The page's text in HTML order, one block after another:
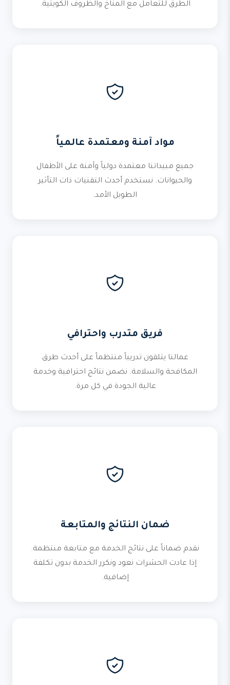
الطرق للتعامل مع المناخ والظروف الكويتية.
مواد آمنة ومعتمدة عالمياً
جميع مبيداتنا معتمدة دولياً وآمنة على الأطفال
والحيوانات. نستخدم أحدث التقنيات ذات التأثير
الطويل الأمد.
فريق متدرب واحترافي
عمالنا يتلقون تدريباً منتظماً على أحدث طرق
المكافحة والسلامة. نضمن نتائج احترافية وخدمة
عالية الجودة في كل مرة.
ضمان النتائج والمتابعة
نقدم ضماناً على نتائج الخدمة مع متابعة منتظمة.
إذا عادت الحشرات نعود ونكرر الخدمة بدون تكلفة
إضافية.